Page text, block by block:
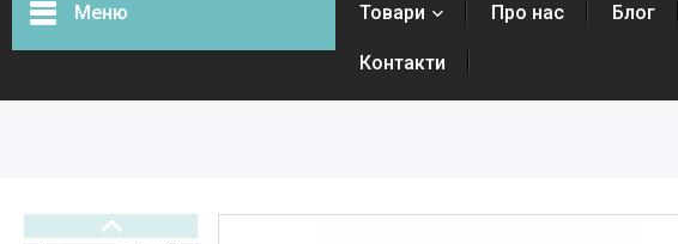
Меню Товари Про нас Блог
Контакти